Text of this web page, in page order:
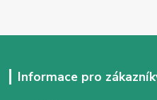
Informace pro